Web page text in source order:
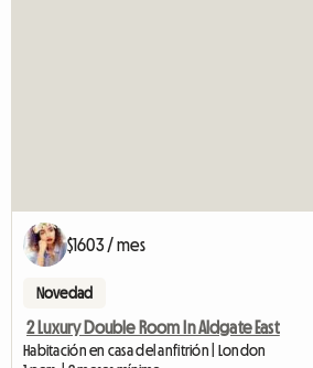
$1603 / mes
Novedad
2 Luxury Double Room In Aldgate East
Habitación en casa del anfitrión | London